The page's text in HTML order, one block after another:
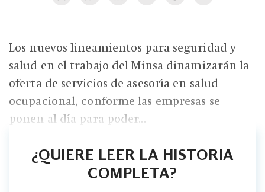
Los nuevos lineamientos para seguridad y
salud en el trabajo del Minsa dinamizarán la
oferta de servicios de asesoría en salud
ocupacional, conforme las empresas se
ponen al día para poder...
¿QUIERE LEER LA HISTORIA
COMPLETA?